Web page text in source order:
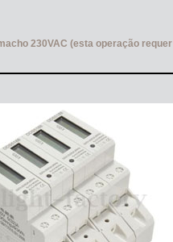
230VAC (esta operação requer